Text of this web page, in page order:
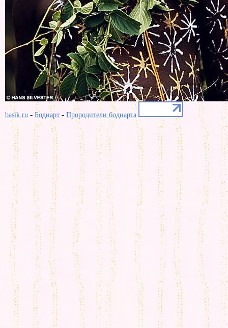
basik.ru - Бодиарт - Прородители бодиарта